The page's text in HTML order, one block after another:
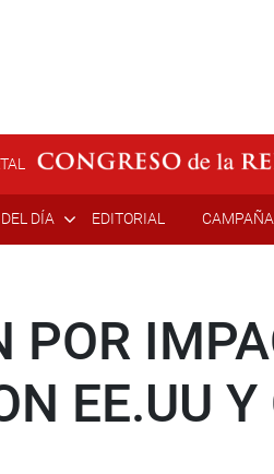
DÍA EDITORIAL
POR
EE.UU